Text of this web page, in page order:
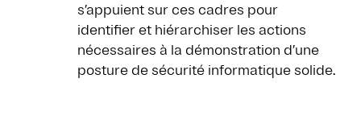
s’appuient sur ces cadres pour
identifier et hiérarchiser les actions
nécessaires à la démonstration d’une
posture de sécurité informatique solide.